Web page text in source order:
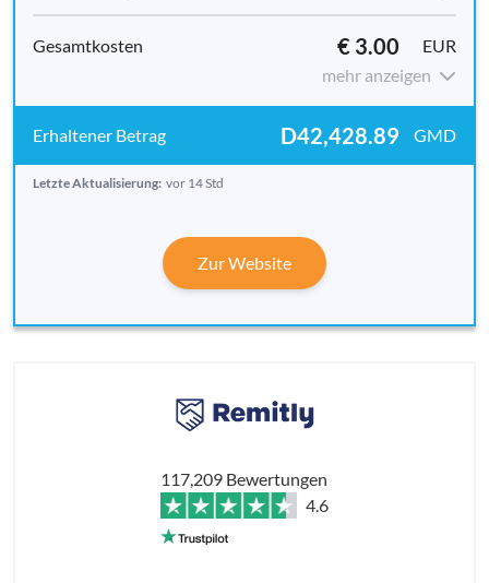
€ 3.00
EUR
mehr anzeigen
D42,428.89 GMD
Letzte Aktualisierung: vor 14 Std
Zur Website
117,209 Bewertungen
4.6